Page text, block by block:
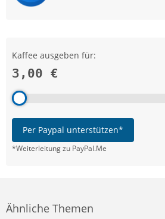
Kaffee ausgeben für:
3,00 €
Per Paypal unterstützen*
*Weiterleitung zu PayPal.Me
Ähnliche Themen